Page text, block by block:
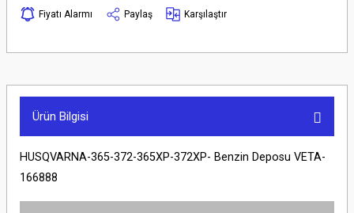
Fiyatı Alarmı
Paylaş Karşılaştır
Ürün Bilgisi
HUSQVARNA-365-372-365XP-372XP- Benzin Deposu VETA-
166888